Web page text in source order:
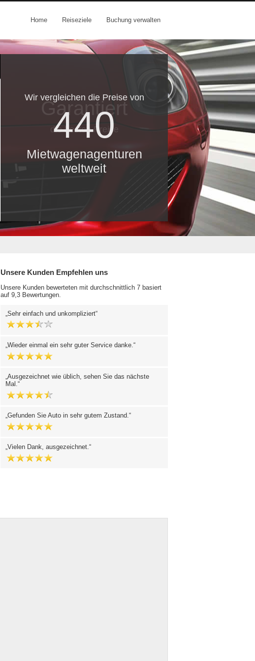
Home Reiseziele Buchung verwalten
Wir vergleichen die Preise von
440
Mietwagenagenturen
weltweit
Garantiert
die besten Preise
Unsere Kunden Empfehlen uns
Unsere Kunden bewerteten mit durchschnittlich 7 basiert
auf 9,3 Bewertungen.
Sehr einfach und unkompliziert
Wieder einmal ein sehr guter Service danke.
Ausgezeichnet wie üblich, sehen Sie das nächste
Mal.
Gefunden Sie Auto in sehr gutem Zustand.
Vielen Dank, ausgezeichnet.